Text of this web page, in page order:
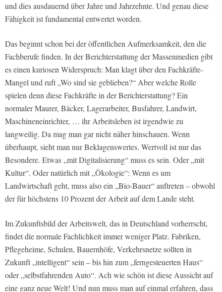
und dies ausdauernd über Jahre und Jahrzehnte. Und genau diese
Fähigkeit ist fundamental entwertet worden.
Das beginnt schon bei der öffentlichen Aufmerksamkeit, den die
Fachberufe finden. In der Berichterstattung der Massenmedien gibt
es einen kuriosen Widerspruch: Man klagt über den Fachkräfte-
Mangel und ruft „Wo sind sie geblieben?“ Aber welche Rolle
spielen denn diese Fachkräfte in der Berichterstattung? Ein
normaler Maurer, Bäcker, Lagerarbeiter, Busfahrer, Landwirt,
Maschineneinrichter, … ihr Arbeitsleben ist irgendwie zu
langweilig. Da mag man gar nicht näher hinschauen. Wenn
überhaupt, sieht man nur Beklagenswertes. Wertvoll ist nur das
Besondere. Etwas „mit Digitalisierung“ muss es sein. Oder „mit
Kultur“. Oder natürlich mit „Ökologie“: Wenn es um
Landwirtschaft geht, muss also ein „Bio-Bauer“ auftreten – obwohl
der für höchstens 10 Prozent der Arbeit auf dem Lande steht.
Im Zukunftsbild der Arbeitswelt, das in Deutschland vorherrscht,
findet die normale Fachlichkeit immer weniger Platz. Fabriken,
Pflegeheime, Schulen, Bauernhöfe, Verkehrsnetze sollten in
Zukunft „intelligent“ sein – bis hin zum „ferngesteuerten Haus“
oder „selbstfahrenden Auto“. Ach wie schön ist diese Aussicht auf
eine ganz neue Welt! Und nun muss man auf einmal erfahren, dass